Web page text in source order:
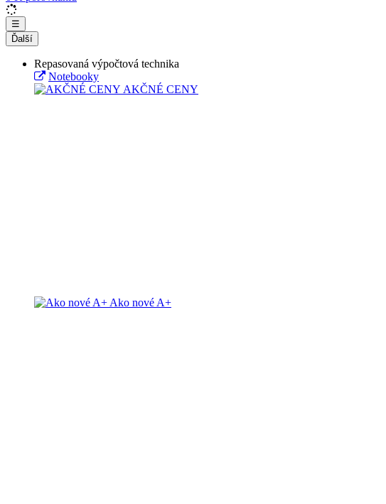
☰
Ďalší
Repasovaná výpočtová technika
Notebooky
AKČNÉ CENY
Ako nové A+